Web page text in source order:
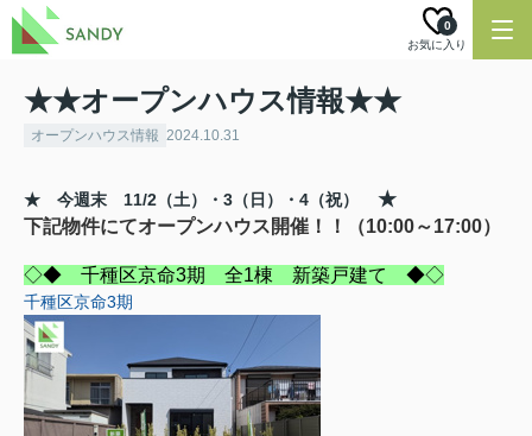
お気に入り
0
★★オープンハウス情報★★
オープンハウス情報 2024.10.31
★ 今週末 11/2 （土）・3（日）・4（祝）
★
下記物件にてオープンハウス開催！！（10:00～17:00）
◇◆ 千種区京命3期 全1棟 新築戸建て ◆◇
千種区京命3期